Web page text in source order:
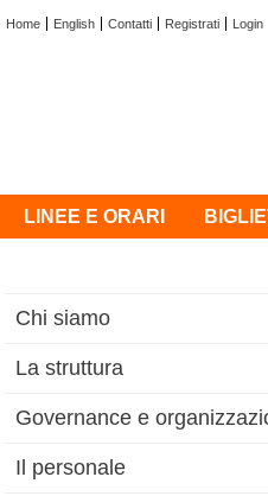
Home English Contatti Registrati Login
LINEE E ORARI
Chi siamo
La struttura
Governance e
Il personale